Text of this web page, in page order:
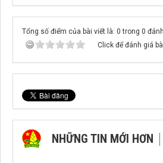
Tổng số điểm của bài viết là: 0 trong 0
Click để đánh giá
NHỮNG TIN MỚI HƠN